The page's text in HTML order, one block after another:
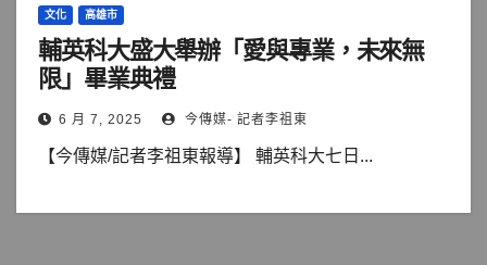
文化 高雄市
輔英科大盛大舉辦「愛與專業，未來無
限」畢業典禮
6 月 7, 2025 今傳媒- 記者李祖東
【今傳媒/記者李祖東報導】 輔英科大七日...